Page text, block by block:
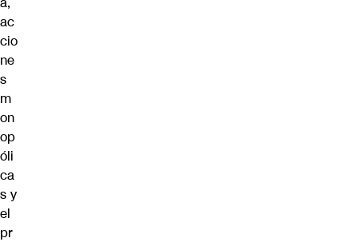
ac
cio
ne
s
m
on
op
óli
ca
s y
el
pr